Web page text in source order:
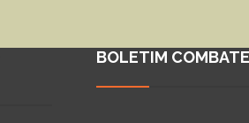
BOLETIM COMBATE